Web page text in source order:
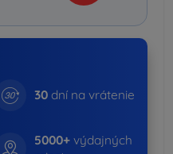
30 dní na vrátenie
5000+ výdajných